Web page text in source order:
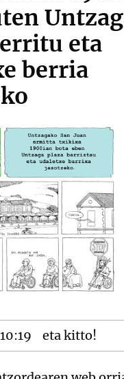
eta
berria
10:19 eta kitto!